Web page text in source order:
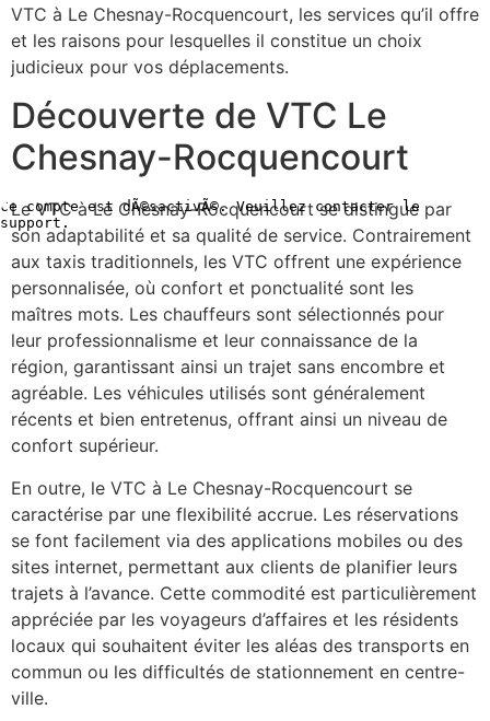
VTC à Le Chesnay-Rocquencourt, les services qu’il offre
et les raisons pour lesquelles il constitue un choix
judicieux pour vos déplacements.
Découverte de VTC Le
Chesnay-Rocquencourt
Le VTC à Le Chesnay-Rocquencourt se distingue par
son adaptabilité et sa qualité de service. Contrairement
aux taxis traditionnels, les VTC offrent une expérience
personnalisée, où confort et ponctualité sont les
maîtres mots. Les chauffeurs sont sélectionnés pour
leur professionnalisme et leur connaissance de la
région, garantissant ainsi un trajet sans encombre et
agréable. Les véhicules utilisés sont généralement
récents et bien entretenus, offrant ainsi un niveau de
confort supérieur.
En outre, le VTC à Le Chesnay-Rocquencourt se
caractérise par une flexibilité accrue. Les réservations
se font facilement via des applications mobiles ou des
sites internet, permettant aux clients de planifier leurs
trajets à l’avance. Cette commodité est particulièrement
appréciée par les voyageurs d’affaires et les résidents
locaux qui souhaitent éviter les aléas des transports en
commun ou les difficultés de stationnement en centre-
ville.